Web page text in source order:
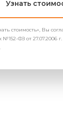
Узнать
стоимость», Вы
ФЗ от 27.07.2006